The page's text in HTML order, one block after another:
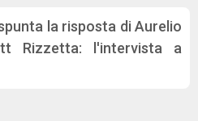
la risposta di Aurelio
Rizzetta: l'intervista a